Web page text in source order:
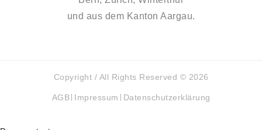
und aus dem Kanton Aargau.
Copyright / All Rights Reserved © 2026
AGB Impressum Datenschutzerklärung